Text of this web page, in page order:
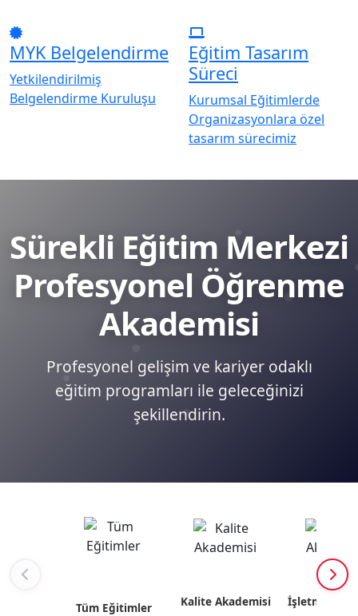
MYK Belgelendirme
Yetkilendirilmiş
Belgelendirme Kuruluşu
Eğitim Tasarım
Süreci
Kurumsal Eğitimlerde
Organizasyonlara özel
tasarım sürecimiz
Sürekli Eğitim Merkezi
Profesyonel Öğrenme
Akademisi
Profesyonel gelişim ve kariyer odaklı
eğitim programları ile geleceğinizi
şekillendirin.
Tüm Eğitimler Kalite Akademisi İşletme